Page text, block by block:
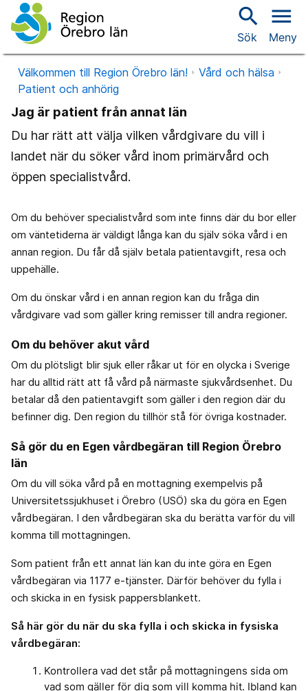
search
Sök
menu
Meny
Välkommen till Region Örebro län!
Vård och hälsa
Patient och anhörig
Jag är patient från annat län
Du har rätt att välja vilken vårdgivare du vill i
landet när du söker vård inom primärvård och
öppen specialistvård.
Om du behöver specialistvård som inte finns där du bor eller
om väntetiderna är väldigt långa kan du själv söka vård i en
annan region. Du får då själv betala patientavgift, resa och
uppehälle.
Om du önskar vård i en annan region kan du fråga din
vårdgivare vad som gäller kring remisser till andra regioner.
Om du behöver akut vård
Om du plötsligt blir sjuk eller råkar ut för en olycka i Sverige
har du alltid rätt att få vård på närmaste sjukvårdsenhet. Du
betalar då den patientavgift som gäller i den region där du
befinner dig. Den region du tillhör stå för övriga kostnader.
Så gör du en Egen vårdbegäran till Region Örebro
län
Om du vill söka vård på en mottagning exempelvis på
Universitetssjukhuset i Örebro (USÖ) ska du göra en Egen
vårdbegäran. I den vårdbegäran ska du berätta varför du vill
komma till mottagningen.
Som patient från ett annat län kan du inte göra en Egen
vårdbegäran via 1177 e-tjänster. Därför behöver du fylla i
och skicka in en fysisk pappersblankett.
Så här gör du när du ska fylla i och skicka in fysiska
vårdbegäran:
Kontrollera vad det står på mottagningens sida om
vad som gäller för dig som vill komma hit. Ibland kan